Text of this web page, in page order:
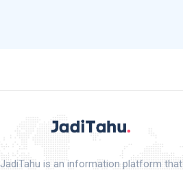
JadiTahu is an information platform that